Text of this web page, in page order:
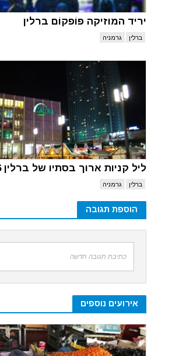
יריד המוזיקה פוֹפקוֹם ברלין
ברלין גרמניה
ליל קניות ארוך בסתיו של ברלין 2026
ברלין גרמניה
הוספת תגובה
כתיבת תגובה חדשה
אירועים נוספים